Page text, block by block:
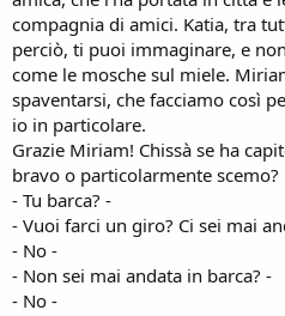
compagnia di amici. Katia, tra
perciò, ti puoi immaginare, e
come le mosche sul miele.
spaventarsi, che facciamo così
io in particolare.
Grazie Miriam! Chissà se ha
bravo o particolarmente scemo?
- Tu barca? -
- Vuoi farci un giro? Ci sei mai
- No -
- Non sei mai andata in barca? -
- No -